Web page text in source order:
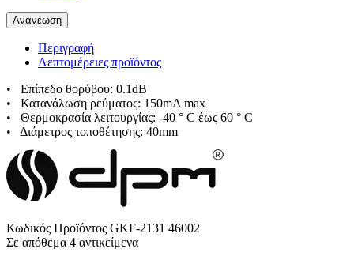
Περιγραφή
Λεπτομέρειες προϊόντος
• Επίπεδο θορύβου: 0.1dB
• Κατανάλωση ρεύματος: 150mA max
• Θερμοκρασία λειτουργίας: -40 ° C έως 60 ° C
• Διάμετρος τοποθέτησης: 40mm
Κωδικός Προϊόντος GKF-2131 46002
Σε απόθεμα 4 αντικείμενα